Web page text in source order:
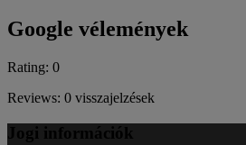
Google vélemények
Rating: 0
Reviews: 0 visszajelzések
Jogi információk